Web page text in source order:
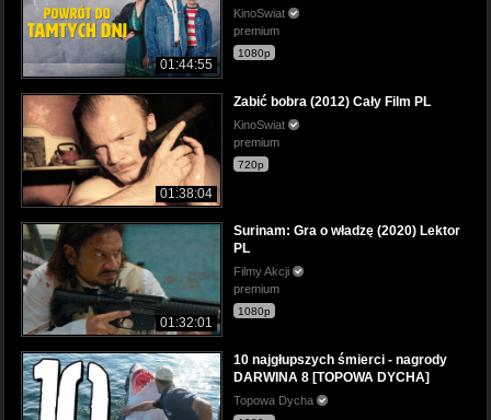
01:44:55
KinoSwiat
premium
1080p
01:38:04
Zabić bobra (2012) Cały Film PL
KinoSwiat
premium
720p
01:32:01
Surinam: Gra o władzę (2020) Lektor
PL
Filmy Akcji
premium
1080p
10 najgłupszych śmierci - nagrody
DARWINA 8 [TOPOWA DYCHA]
Topowa Dycha